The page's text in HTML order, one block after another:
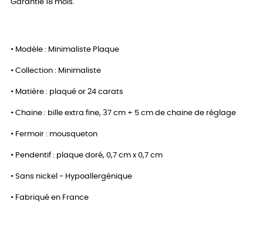
Garantie 18 mois.
• Modèle : Minimaliste Plaque
• Collection : Minimaliste
• Matière : plaqué or 24 carats
• Chaine : bille extra fine, 37 cm + 5 cm de chaine de réglage
• Fermoir : mousqueton
• Pendentif : plaque doré, 0,7 cm x 0,7 cm
• Sans nickel - Hypoallergénique
• Fabriqué en France